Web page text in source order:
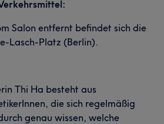
Salon entfernt befindet sich die
Lasch-Platz (Berlin).
Thi Ha besteht aus
die sich regelmäßig
genau wissen, welche